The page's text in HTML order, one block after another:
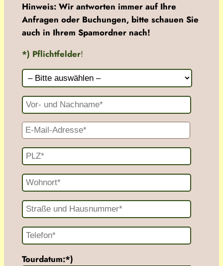
Hinweis: Wir antworten immer auf Ihre
Anfragen oder Buchungen, bitte schauen Sie
auch in Ihrem Spamordner nach!
*) Pflichtfelder!
Tourdatum:*)